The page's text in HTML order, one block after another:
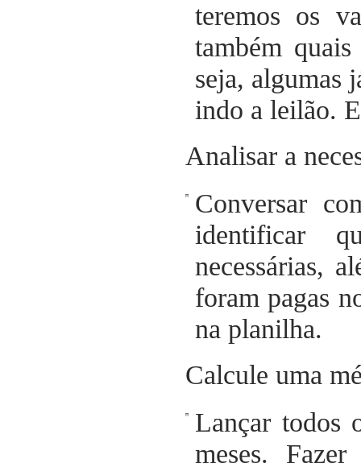
teremos os
também
seja, algumas
indo a leilão.
Analisar a
Conversar
identificar
necessárias,
foram pagas
na planilha.
Calcule uma
Lançar todos
meses.